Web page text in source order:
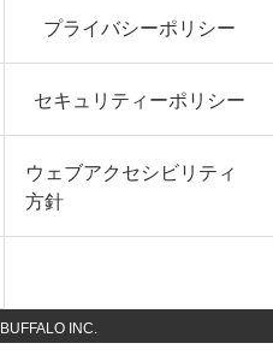
プライバシーポリシー
セキュリティーポリシー
ウェブアクセシビリティ
方針
BUFFALO INC.